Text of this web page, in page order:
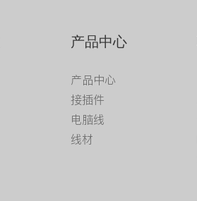
产品中心
产品中心
接插件
电脑线
线材